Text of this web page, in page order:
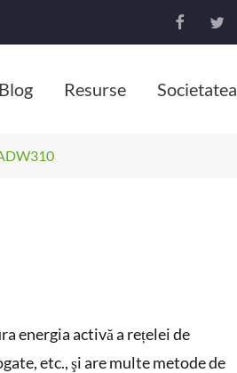
 
Blog Resurse Societatea
energia activă a rețelei de
etc., şi are multe metode de